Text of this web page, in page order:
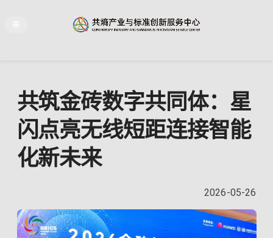
共筑金砖数字共同体：星
闪点亮无线短距连接智能
化新未来
2026-05-26